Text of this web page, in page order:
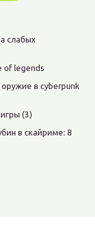
слабых
of legends
в cyberpunk
(3)
в скайриме: 8